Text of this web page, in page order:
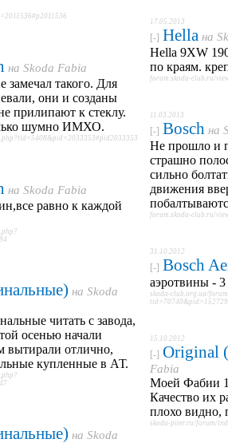
на Skoda Fabia
такого. Для
они и созданы
прилипают к стеклу.
шумно ИМХО.
на Skoda Fabia
равно к каждой
на Skoda
читать с завода,
осенью начали
вытирали отлично,
купленные в АТ.
на Skoda
17.05.2013
[-] Hella на
Hella 9XW
по краям.
forum.skoda-club.ru/
11.03.2013
[-] Bosch на
Не прошло и
страшно
сильно
движения
forum.skoda-club.ru/
31.10.2012
[-] Bosch
аэротвины -
skoda-club.org.ua/
15.10.2012
[-] Original
Fabia
Моей Фабии
Качество их
плохо видно,
skoda-piter.ru/forum/